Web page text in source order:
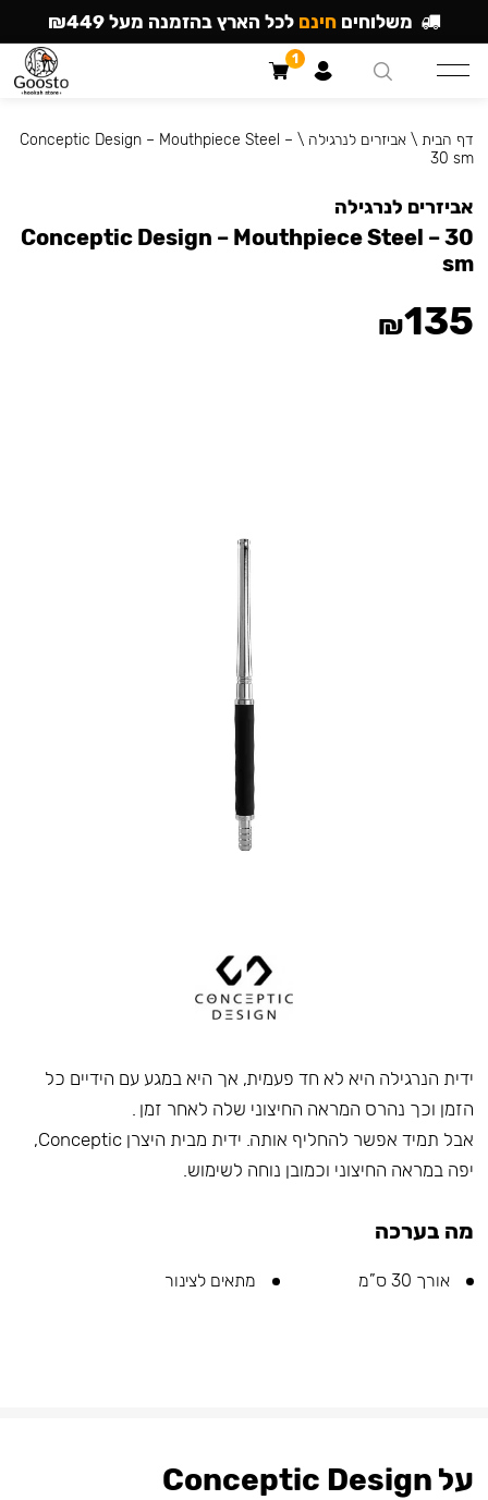
ידית הנרגילה היא לא חד פעמית, אך היא במגע עם הידיים כל
הזמן וכך נהרס המראה החיצוני שלה לאחר זמן .
אבל תמיד אפשר להחליף אותה. ידית מבית היצרן Conceptic,
יפה במראה החיצוני וכמובן נוחה לשימוש.
מה בערכה
אורך 30 ס”מ מתאים לצינור
דף הבית \אביזרים לנרגילה \
Conceptic Design – Mouthpiece Steel –
30 sm
אביזרים לנרגילה
Conceptic Design – Mouthpiece Steel – 30
sm
₪135
על Conceptic Design
משלוחים חינם לכל הארץ בהזמנה מעל ₪449
1